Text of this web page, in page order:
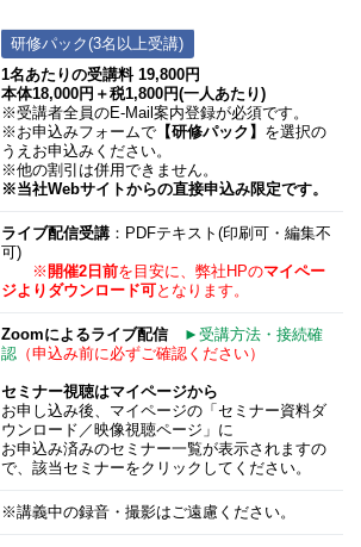
研修パック(3名以上受講)
1名あたりの受講料 19,800円
本体18,000円＋税1,800円(一人あたり)
※受講者全員のE-Mail案内登録が必須です。
※お申込みフォームで【研修パック】
を選択の
うえお申込みください。
※他の割引は併用できません。
※当社Webサイトからの直接申込み限定です。
ライブ配信受講：PDFテキスト(印刷可・編集不
可)
※ 開催2日前を目安に、弊社HPのマイペー
ジよりダウンロード可 となります。
Zoomによるライブ配信
►受講方法・接続確
認（申込み前に必ずご確認ください）
セミナー視聴はマイページから
お申し込み後、マイページの「セミナー資料ダ
ウンロード／映像視聴ページ」に
お申込み済みのセミナー一覧が表示されますの
で、該当セミナーをクリックしてください。
※講義中の録音・撮影はご遠慮ください。